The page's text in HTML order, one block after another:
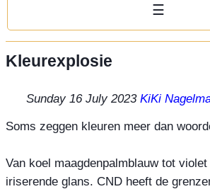
☰
Kleurexplosie
Sunday 16 July 2023KiKi
Soms zeggen kleuren meer dan
Van koel maagdenpalmblauw tot
iriserende glans. CND heeft de